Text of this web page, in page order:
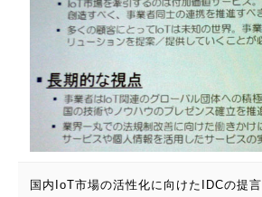
国内IoT市場の活性化に向けたIDCの提言